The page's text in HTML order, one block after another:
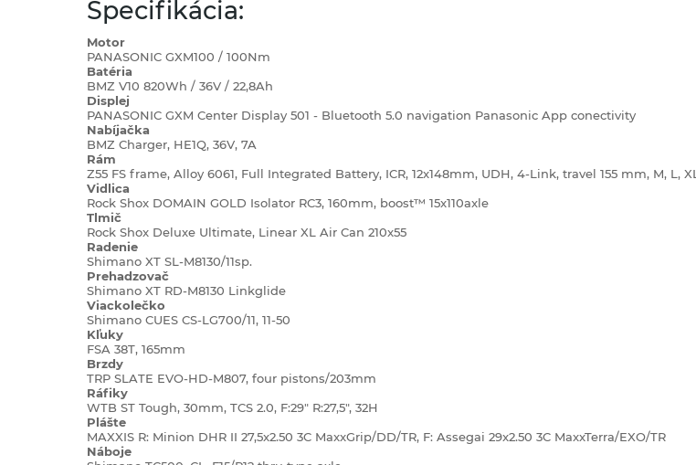
Špecifikácia:
Motor
PANASONIC GXM100 / 100Nm
Batéria
BMZ V10 820Wh / 36V / 22,8Ah
Displej
PANASONIC GXM Center Display 501 - Bluetooth 5.0 navigation Panasonic App conectivity
Nabíjačka
BMZ Charger, HE1Q, 36V, 7A
Rám
Z55 FS frame, Alloy 6061, Full Integrated Battery, ICR, 12x148mm, UDH, 4-Link, travel 155 mm, M, L, XL
Vidlica
Rock Shox DOMAIN GOLD Isolator RC3, 160mm, boost™ 15x110axle
Tlmič
Rock Shox Deluxe Ultimate, Linear XL Air Can 210x55
Radenie
Shimano XT SL-M8130/11sp.
Prehadzovač
Shimano XT RD-M8130 Linkglide
Viackolečko
Shimano CUES CS-LG700/11, 11-50
Kľuky
FSA 38T, 165mm
Brzdy
TRP SLATE EVO-HD-M807, four pistons/203mm
Ráfiky
WTB ST Tough, 30mm, TCS 2.0, F:29" R:27,5", 32H
Plášte
MAXXIS R: Minion DHR II 27,5x2.50 3C MaxxGrip/DD/TR, F: Assegai 29x2.50 3C MaxxTerra/EXO/TR
Náboje